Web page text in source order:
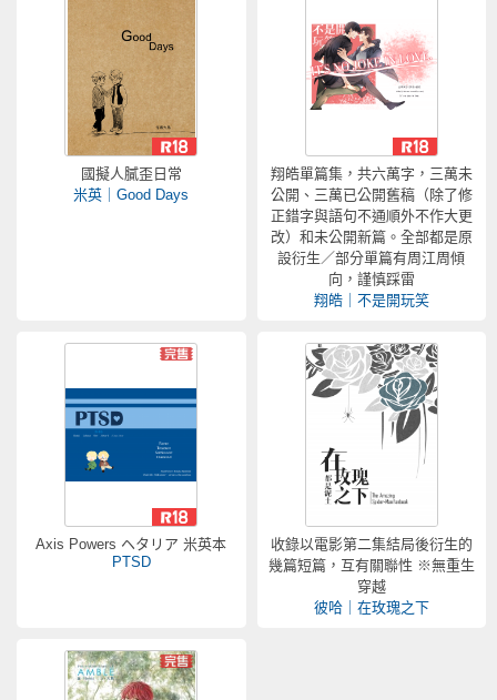
國擬人膩歪日常
米英｜Good Days
翔皓單篇集，共六萬字，三萬未
公開、三萬已公開舊稿（除了修
正錯字與語句不通順外不作大更
改）和未公開新篇。全部都是原
設衍生／部分單篇有周江周傾
向，謹慎踩雷
翔皓｜不是開玩笑
Axis Powers ヘタリア 米英本
PTSD
收錄以電影第二集結局後衍生的
幾篇短篇，互有關聯性 ※無重生
穿越
彼哈｜在玫瑰之下